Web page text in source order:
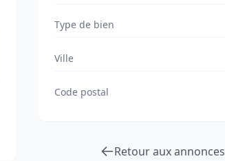
Type de bien
Ville
Code postal
Retour aux annonces